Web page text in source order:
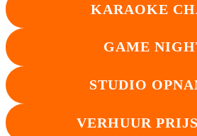
KARAOKE
GAME
STUDIO
VERHUUR